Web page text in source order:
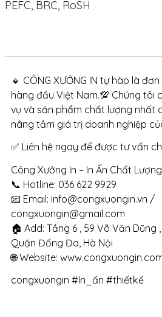
PEFC, BRC, RoSH
🔸 CÔNG XƯỞNG IN tự hào là
hàng đầu Việt Nam.💯 Chúng tôi
vụ và sản phẩm chất lượng nhất
nâng tầm giá trị doanh nghiệp
✅ Liên hệ ngay để được tư vấn
Công Xưởng In – In Ấn Chất
📞 Hotline: 036 622 9929
📧 Email: info@congxuongin.vn /
congxuongin@gmail.com
🏠 Add: Tầng 6 , 59 Võ Văn Dũng
Quận Đống Đa, Hà Nội
🌐 Website:
congxuongin #In_ấn #thiếtkế